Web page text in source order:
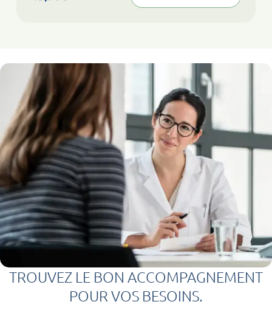
TROUVEZ LE BON ACCOMPAGNEMENT
POUR VOS BESOINS.